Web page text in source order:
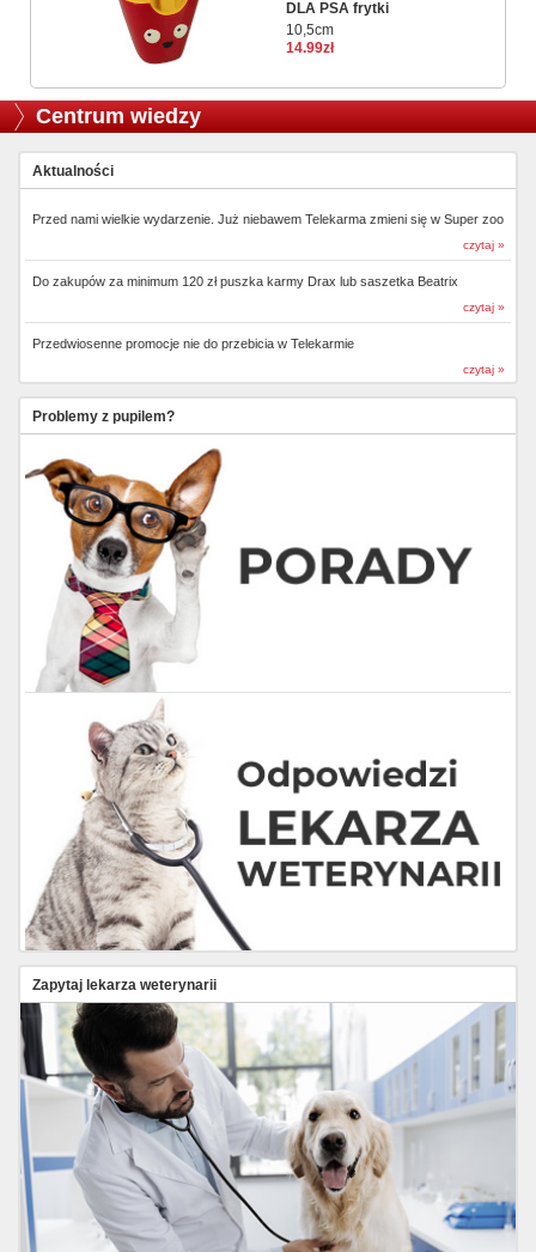
DLA PSA frytki
10,5cm
14.99zł
Centrum wiedzy
Aktualności
Przed nami wielkie wydarzenie. Już niebawem Telekarma zmieni się w Super zoo
czytaj »
Do zakupów za minimum 120 zł puszka karmy Drax lub saszetka Beatrix
czytaj »
Przedwiosenne promocje nie do przebicia w Telekarmie
czytaj »
Problemy z pupilem?
Zapytaj lekarza weterynarii